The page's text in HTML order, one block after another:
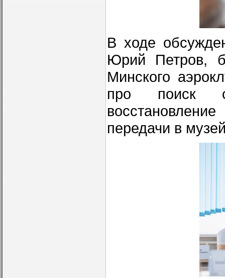
В ходе
Юрий Петров,
Минского
про поиск
передачи в